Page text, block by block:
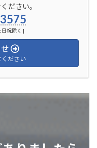
ださい。
祝除く ]
ください